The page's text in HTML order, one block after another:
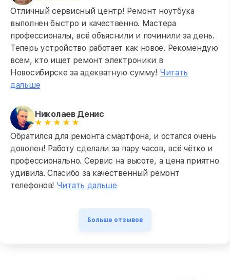
Отличный сервисный центр! Ремонт ноутбука
выполнен быстро и качественно. Мастера
профессионалы, всё объяснили и починили за день.
Теперь устройство работает как новое. Рекомендую
всем, кто ищет ремонт электроники в
Новосибирске за адекватную сумму! Читать
дальше
Николаев Денис
Обратился для ремонта смартфона, и остался очень
доволен! Работу сделали за пару часов, всё чётко и
профессионально. Сервис на высоте, а цена приятно
удивила. Спасибо за качественный ремонт
телефонов! Читать дальше
Больше отзывов